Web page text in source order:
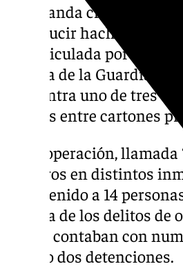
Una banda criminal
introducir hachís
desarticulada por la
Melilla de la Guardia
encuentra uno de tres
ocultas entre cartones
En la operación,
registros en distintos
ha detenido a 14
autoría de los delitos
que ya contaban con
habido dos detenciones.